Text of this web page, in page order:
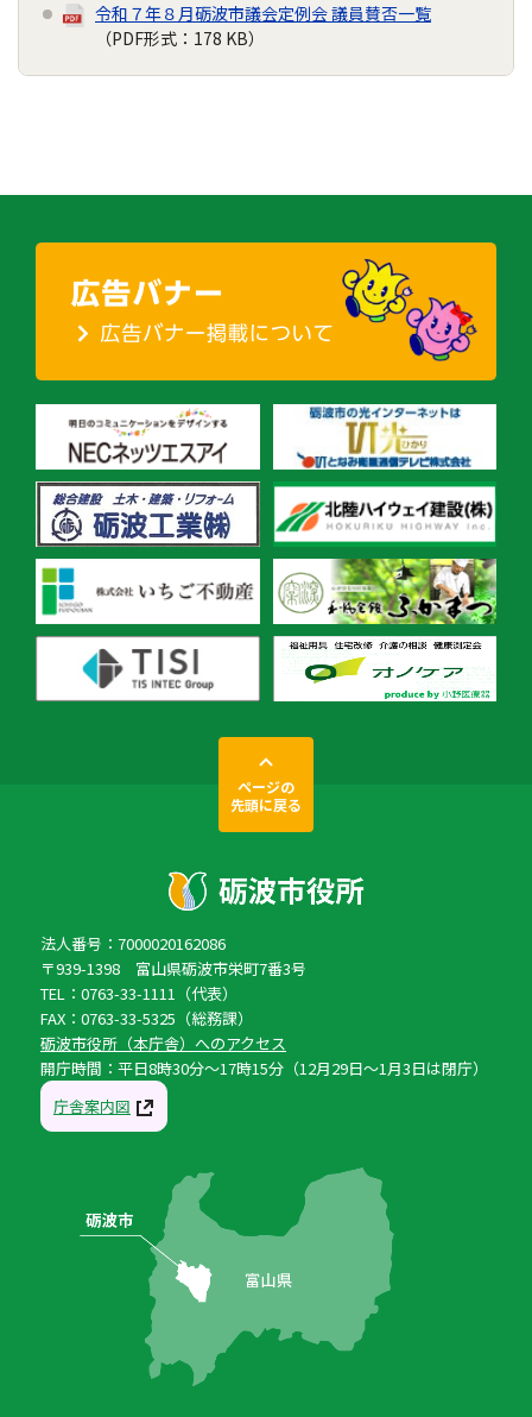
令和７年８月砺波市議会定例会 議員賛否一覧
（PDF形式：178 KB）
ページの
先頭に戻る
法人番号：7000020162086
〒939-1398 富山県砺波市栄町7番3号
TEL：0763-33-1111（代表）
FAX：0763-33-5325（総務課）
砺波市役所（本庁舎）へのアクセス
開庁時間：平日8時30分〜17時15分（12月29日〜1月3日は閉庁）
庁舎案内図